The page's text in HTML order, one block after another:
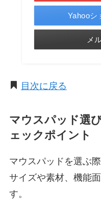
Yahooシ
メ
目次に戻る
マウスパッド選
ェックポイント
マウスパッドを選ぶ
サイズや素材、機能
す。